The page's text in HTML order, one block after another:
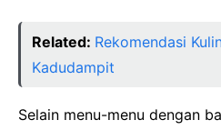
Related: Rekomendasi
Kadudampit
Selain menu-menu dengan